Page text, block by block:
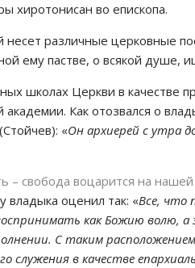
хиротонисан во епископа.
различные церковные
ему пастве, о всякой душе,
школах Церкви в качестве
Как отозвался о
«Он архиерей с утра
владыка оценил так: «Все, что
как Божию волю,
С таким
служения в качестве